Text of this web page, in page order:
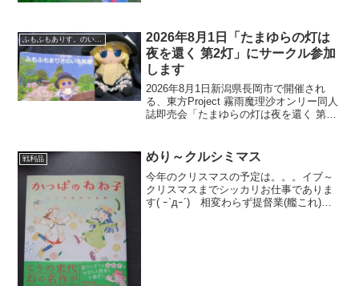
観光の方が訪れる...
ふもふもありす。のいる風景
2026年8月1日「たまゆらの灯は
夜を還く 第2灯」にサークル参加
します
2026年8月1日新潟県長岡市で開催され
る、東方Project 霧雨魔理沙オンリー同人
誌即売会「たまゆらの灯は夜を還く 第2
11日前に段取りをつけて、新作写真集を
制作し...
戦利品 めり～クルシミマス
今年のクリスマスの予定は。。。イブ～
クリスマスまでシッカリお仕事でありま
す( ｰ`дｰ´)ゞ相変わらず提督業(艦これ)も